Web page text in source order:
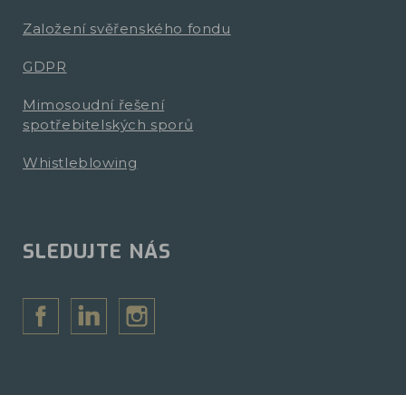
Založení svěřenského fondu
GDPR
Mimosoudní řešení
spotřebitelských sporů
Whistleblowing
SLEDUJTE NÁS